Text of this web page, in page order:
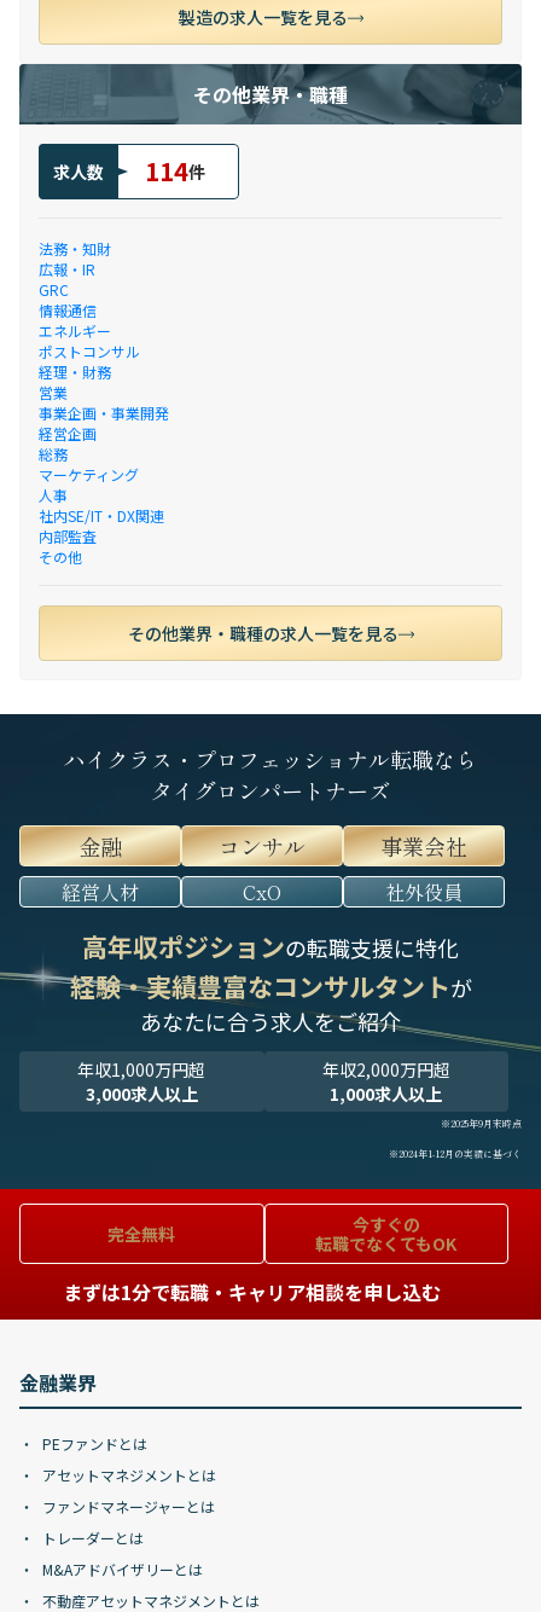
製造の求人一覧を見る
その他業界・職種
求人数 114件
法務・知財
広報・IR
GRC
情報通信
エネルギー
ポストコンサル
経理・財務
営業
事業企画・事業開発
経営企画
総務
マーケティング
人事
社内SE/IT・DX関連
内部監査
その他
その他業界・職種の求人一覧を見る
ハイクラス・プロフェッショナル転職なら
タイグロンパートナーズ
金融
コンサル 事業会社
経営人材 CxO 社外役員
高年収ポジションの転職支援に特化
経験・実績豊富なコンサルタントが
あなたに合う求人をご紹介
年収1,000万円超
3,000求人以上
年収2,000万円超
1,000求人以上
※2025年9月末時点
※2024年1-12月の実績に基づく
完全無料
今すぐの
転職でなくてもOK
まずは1分で転職・キャリア相談を申し込む
金融業界
PEファンドとは
アセットマネジメントとは
ファンドマネージャーとは
トレーダーとは
M&Aアドバイザリーとは
不動産アセットマネジメントとは